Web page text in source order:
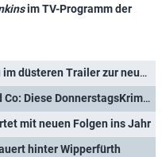
im TV-Programm der
"Ritus": Moritz Bleibtreu im düsteren Trailer zur neuen Mystery-Thrillerserie
"Nord bei Nordwest" und Co: Diese DonnerstagsKrimis laufen Anfang 2025 im Ersten
mit neuen Folgen ins Jahr
hinter Wipperfürth